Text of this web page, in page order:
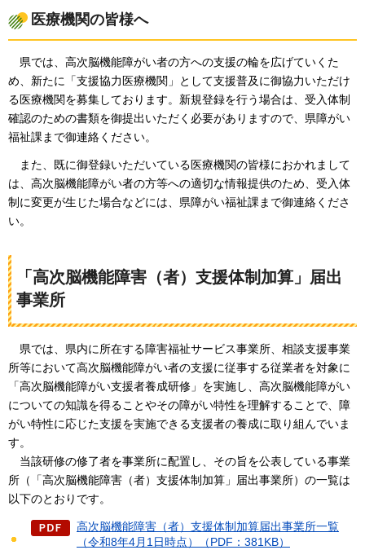
医療機関の皆様へ
県では、高次脳機能障がい者の方への支援の輪を広げていくた
め、新たに「支援協力医療機関」として支援普及に御協力いただけ
る医療機関を募集しております。新規登録を行う場合は、受入体制
確認のための書類を御提出いただく必要がありますので、県障がい
福祉課まで御連絡ください。
また、既に御登録いただいている医療機関の皆様におかれまして
は、高次脳機能障がい者の方等への適切な情報提供のため、受入体
制に変更が生じた場合などには、県障がい福祉課まで御連絡くださ
い。
「高次脳機能障害（者）支援体制加算」届出
事業所
県では、 県内に所在する障害福祉サービス事業所、相談支援事業
所等において高次脳機能障がい者の支援に従事する従業者を対象に
「高次脳機能障がい支援者養成研修」を実施し、高次脳機能障がい
についての知識を得ることやその障がい特性を理解することで、障
がい特性に応じた支援を実施できる支援者の養成に取り組んでいま
す。
当該研修の修了者を事業所に配置し、その旨を公表している事業
所（「高次脳機能障害（者）支援体制加算」届出事業所）の一覧は
以下のとおりです。
高次脳機能障害（者）支援体制加算届出事業所一覧
（令和8年4月1日時点）（PDF：381KB）